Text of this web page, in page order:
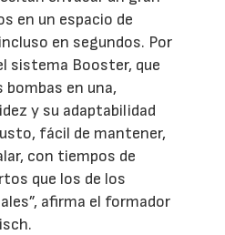
en un espacio de
en segundos. Por
sistema Booster, que
bombas en una,
y su adaptabilidad
fácil de mantener,
con tiempos de
que los de los
afirma el formador